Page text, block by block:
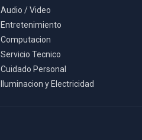
Audio / Video
Entretenimiento
Computacion
Servicio Tecnico
Cuidado Personal
Iluminacion y Electricidad